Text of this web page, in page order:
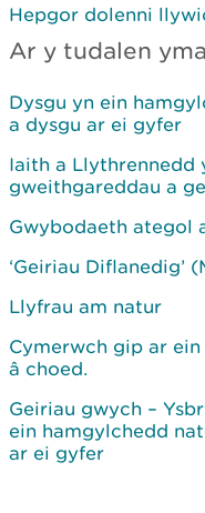
Hepgor dolenni
Ar y tudalen yma
Dysgu yn ein
a dysgu ar ei gyfer
Iaith a Llythrennedd
gweithgareddau a
Gwybodaeth ategol
‘Geiriau Diflanedig’
Llyfrau am natur
Cymerwch gip ar
â choed.
Geiriau gwych –
ein hamgylchedd
ar ei gyfer